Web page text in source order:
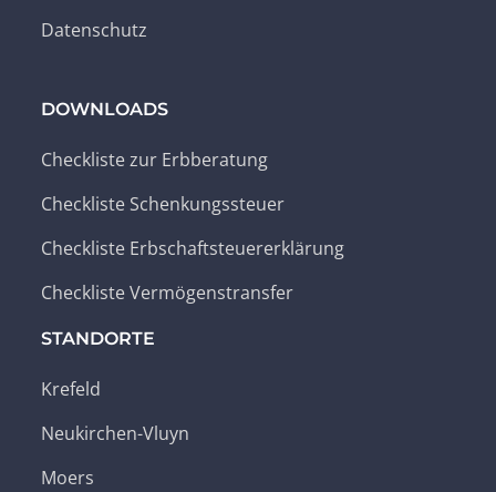
Datenschutz
DOWNLOADS
Checkliste zur Erbberatung
Checkliste Schenkungssteuer
Checkliste Erbschaftsteuererklärung
Checkliste Vermögenstransfer
STANDORTE
Krefeld
Neukirchen-Vluyn
Moers